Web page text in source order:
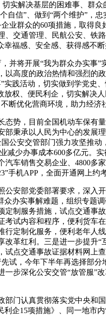
实解决基层的困难事、群
信”、做到“两个维护”，
业群众的60项措施，取得
交通管理、民航公安、铁
福感、安全感、获得感不断
并将开展“我为群众办实
高度的政治热情和强烈
践活动，切实做到学党史
权、便民利企，切实解决
断优化营商环境，助力经济
势，目前全国机动车保有
秉承以人民为中心的发
公安交管部门强力攻坚推
少办事成本600多亿元。
车销售交易企业、4800
机APP，全面开通网上
安部党委部署要求，深入
办实事解难题，组织专题
制服务措施，试点交通
试内容和程序，便利货车
定制化服务，便利老年
革红利。三是进一步提升
点交通事故证据材料网上
试，今年下半年再选择部
步深化公安交管“放管服
门认真贯彻落实党中央
企15项措施》、同一地市